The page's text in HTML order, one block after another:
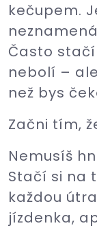
kečupem.
Často
nebolí –
než bys
Začni tím,
Nemusíš
Stačí si na
každou
jízdenka,